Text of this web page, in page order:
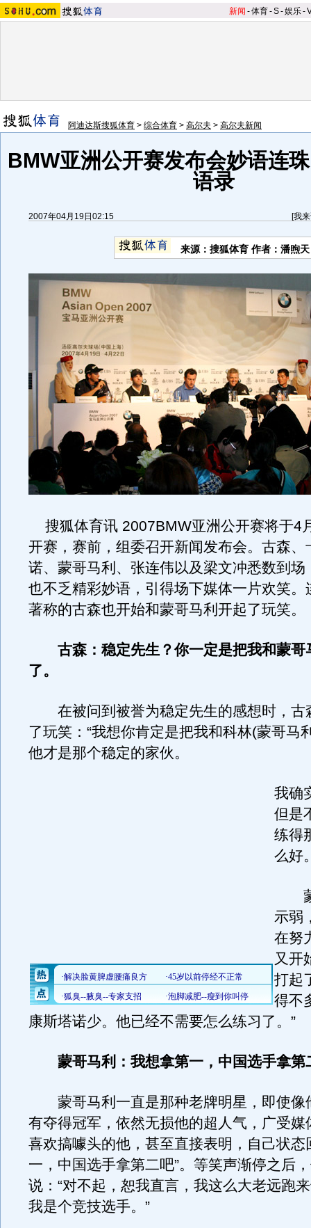
新闻 -体育-S-娱乐-
阿迪达斯搜狐体育 > 综合体育 > 高尔夫 > 高尔夫新闻
BMW亚洲公开赛发布会妙语连
语录
2007年04月19日02:15 [我
来源：搜狐体育 作者：潘煦天
搜狐体育讯 2007BMW亚洲公开赛将于4
开赛，赛前，组委召开新闻发布会。古森、
诺、蒙哥马利、张连伟以及梁文冲悉数到场
也不乏精彩妙语，引得场下媒体一片欢笑。
著称的古森也开始和蒙哥马利开起了玩笑。
古森：稳定先生？你一定是把我和蒙哥
了。
在被问到被誉为稳定先生的感想时，古
了玩笑：“我想你肯定是把我和科林(蒙哥马
他才是那个稳定的家伙。
我确
但是
练得
么好
蒙
示弱
在努
又开
打起
得不
康斯塔诺少。他已经不需要怎么练习了。”
蒙哥马利：我想拿第一，中国选手拿第
蒙哥马利一直是那种老牌明星，即使像
有夺得冠军，依然无损他的超人气，广受媒
喜欢搞噱头的他，甚至直接表明，自己状态
一，中国选手拿第二吧”。等笑声渐停之后
说：“对不起，恕我直言，我这么大老远跑
我是个竞技选手。”